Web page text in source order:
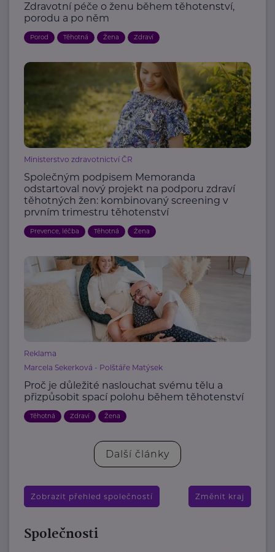
Zdravotní péče o ženu během těhotenství,
porodu a po něm
Porod Těhotná Žena Zdraví
Ministerstvo zdravotnictví ČR
Společným podpisem Memoranda
odstartoval nový projekt na podporu zdraví
těhotných žen: kombinovaný screening v
prvním trimestru těhotenství
Prevence, léčba Těhotná Žena
Reklama
Marcela Sekerková - Polštáře Matýsek
Proč je důležité naslouchat svému tělu a
přizpůsobit spací polohu během těhotenství
Těhotná Zdraví Žena
Další články
Zobrazit přehled společností Změnit kraj
Společnosti